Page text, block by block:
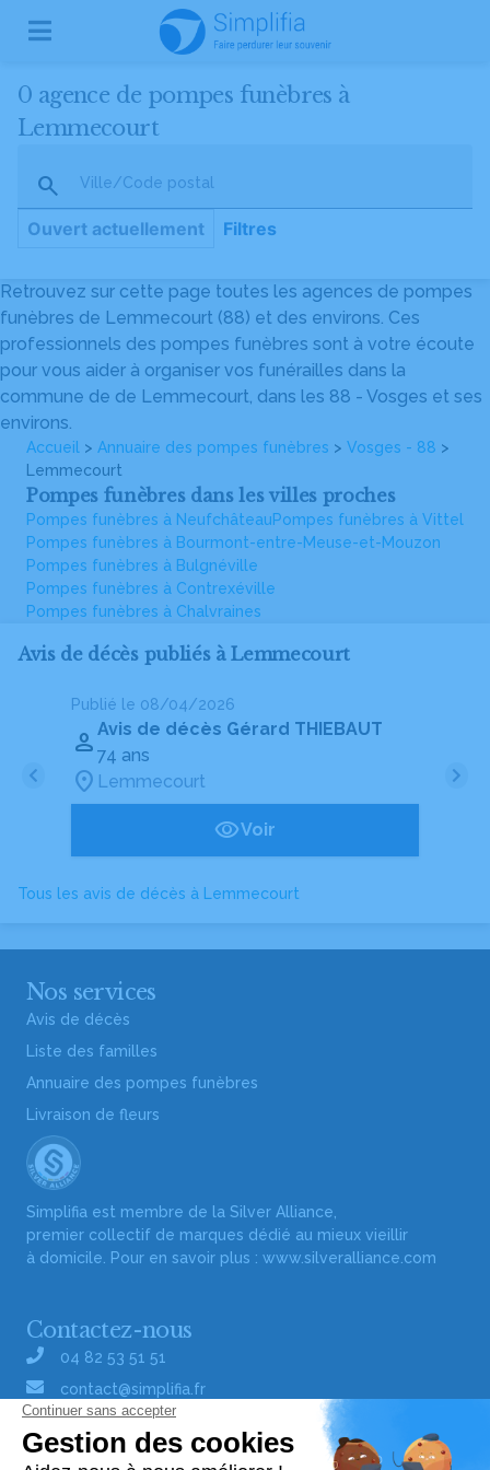
0 agence de pompes funèbres à
Lemmecourt
Ville/Code postal
Ouvert actuellement Filtres
Retrouvez sur cette page toutes les agences de pompes
funèbres de Lemmecourt (88) et des environs. Ces
professionnels des pompes funèbres sont à votre écoute
pour vous aider à organiser vos funérailles dans la
commune de de Lemmecourt, dans les 88 - Vosges et ses
environs.
Accueil > Annuaire des pompes funèbres > Vosges - 88 >
Lemmecourt
Pompes funèbres dans les villes proches
Pompes funèbres à NeufchâteauPompes funèbres à Vittel
Pompes funèbres à Bourmont-entre-Meuse-et-Mouzon
Pompes funèbres à Bulgnéville
Pompes funèbres à Contrexéville
Pompes funèbres à Chalvraines
Avis de décès publiés à Lemmecourt
Publié le 08/04/2026
Avis de décès Gérard THIEBAUT
74 ans
Lemmecourt
Voir
Tous les avis de décès à Lemmecourt
Nos services
Avis de décès
Liste des familles
Annuaire des pompes funèbres
Livraison de fleurs
Simplifia est membre de la Silver Alliance,
premier collectif de marques dédié au mieux vieillir
à domicile. Pour en savoir plus : www.silveralliance.com
Contactez-nous
04 82 53 51 51
contact@simplifia.fr
Réseaux sociaux